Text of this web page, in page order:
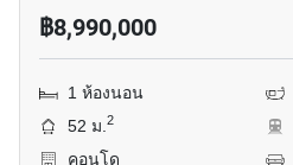
฿8,990,000
1 ห้องนอน
52 ม.2
คอนโด